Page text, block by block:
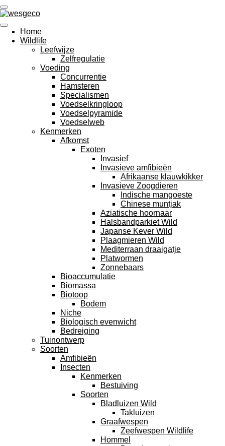
Ga
direct
naar
de
hoofdinhoud
Home
Wildlife
Leefwijze
Zelfregulatie
Voeding
Concurrentie
Hamsteren
Specialismen
Voedselkringloop
Voedselpyramide
Voedselweb
Kenmerken
Afkomst
Exoten
Invasief
Invasieve amfibieën
Afrikaanse klauwkikker
Invasieve Zoogdieren
Indische mangoeste
Chinese muntjak
Aziatische hoornaar
Halsbandparkiet Wild
Japanse Kever Wild
Plaagmieren Wild
Mediterraan draaigatje
Platwormen
Zonnebaars
Bioaccumulatie
Biomassa
Biotoop
Bodem
Niche
Biologisch evenwicht
Bedreiging
Tuinontwerp
Soorten
Amfibieën
Insecten
Kenmerken
Bestuiving
Soorten
Bladluizen Wild
Takluizen
Graafwespen
Zeefwespen Wildlife
Hommel